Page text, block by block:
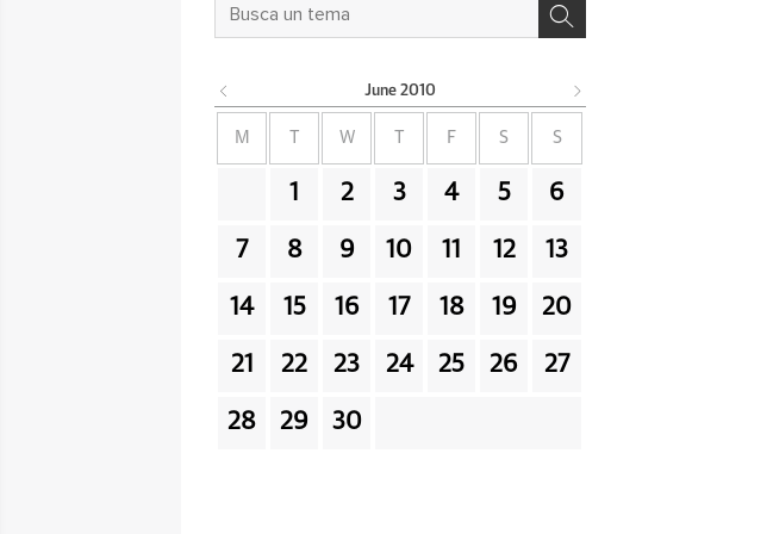
June 2010
M W F S S
1 2 3 4 5 6
7 8 9 10 11 12 13
14 15 16 17 18 19 20
21 22 23 24 25 26 27
28 29 30